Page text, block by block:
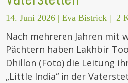
14. Juni 2026 | Eva Bistrick | 2
Nach mehreren Jahren mit
Pächtern haben Lakhbir
Dhillon (Foto) die Leitung
„Little India“ in der